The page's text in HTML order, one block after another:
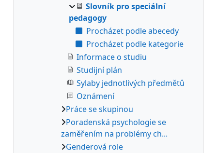
Slovník pro speciální
pedagogy
Procházet podle abecedy
Procházet podle kategorie
Informace o studiu
Studijní plán
Sylaby jednotlivých předmětů
Oznámení
Práce se skupinou
Poradenská psychologie se
zaměřením na problémy ch...
Genderová role